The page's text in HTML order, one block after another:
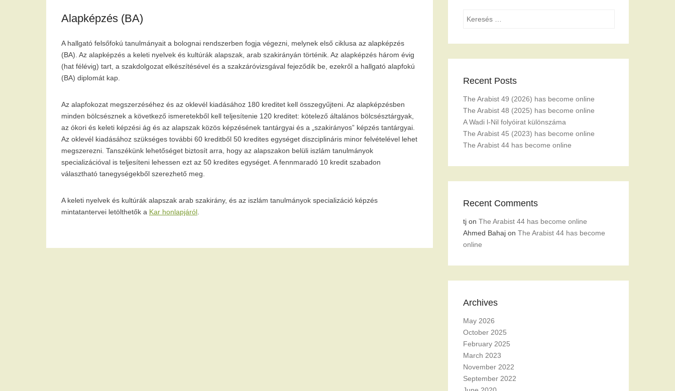
Alapképzés (BA)
A hallgató felsőfokú tanulmányait a bolognai rendszerben fogja végezni, melynek első ciklusa az alapképzés
(BA). Az alapképzés a keleti nyelvek és kultúrák alapszak, arab szakirányán történik. Az alapképzés három évig
(hat félévig) tart, a szakdolgozat elkészítésével és a szakzáróvizsgával fejeződik be, ezekről a hallgató alapfokú
(BA) diplomát kap.
Az alapfokozat megszerzéséhez és az oklevél kiadásához 180 kreditet kell összegyűjteni. Az alapképzésben
minden bölcsésznek a következő ismeretekből kell teljesítenie 120 kreditet: kötelező általános bölcsésztárgyak,
az ókori és keleti képzési ág és az alapszak közös képzésének tantárgyai és a „szakirányos” képzés tantárgyai.
Az oklevél kiadásához szükséges további 60 kreditből 50 kredites egységet diszciplináris minor felvételével lehet
megszerezni. Tanszékünk lehetőséget biztosít arra, hogy az alapszakon belüli iszlám tanulmányok
specializációval is teljesíteni lehessen ezt az 50 kredites egységet. A fennmaradó 10 kredit szabadon
választható tanegységekből szerezhető meg.
A keleti nyelvek és kultúrák alapszak arab szakirány, és az iszlám tanulmányok specializáció képzés
mintatantervei letölthetők a Kar honlapjáról
Search
Recent Posts
The Arabist 49 (2026) has become online
The Arabist 48 (2025) has become online
A Wadi l-Nil folyóirat különszáma
The Arabist 45 (2023) has become online
The Arabist 44 has become online
Recent Comments
tj on The Arabist 44 has become online
Ahmed Bahaj on The Arabist 44 has become
online
Archives
May 2026
October 2025
February 2025
March 2023
November 2022
September 2022